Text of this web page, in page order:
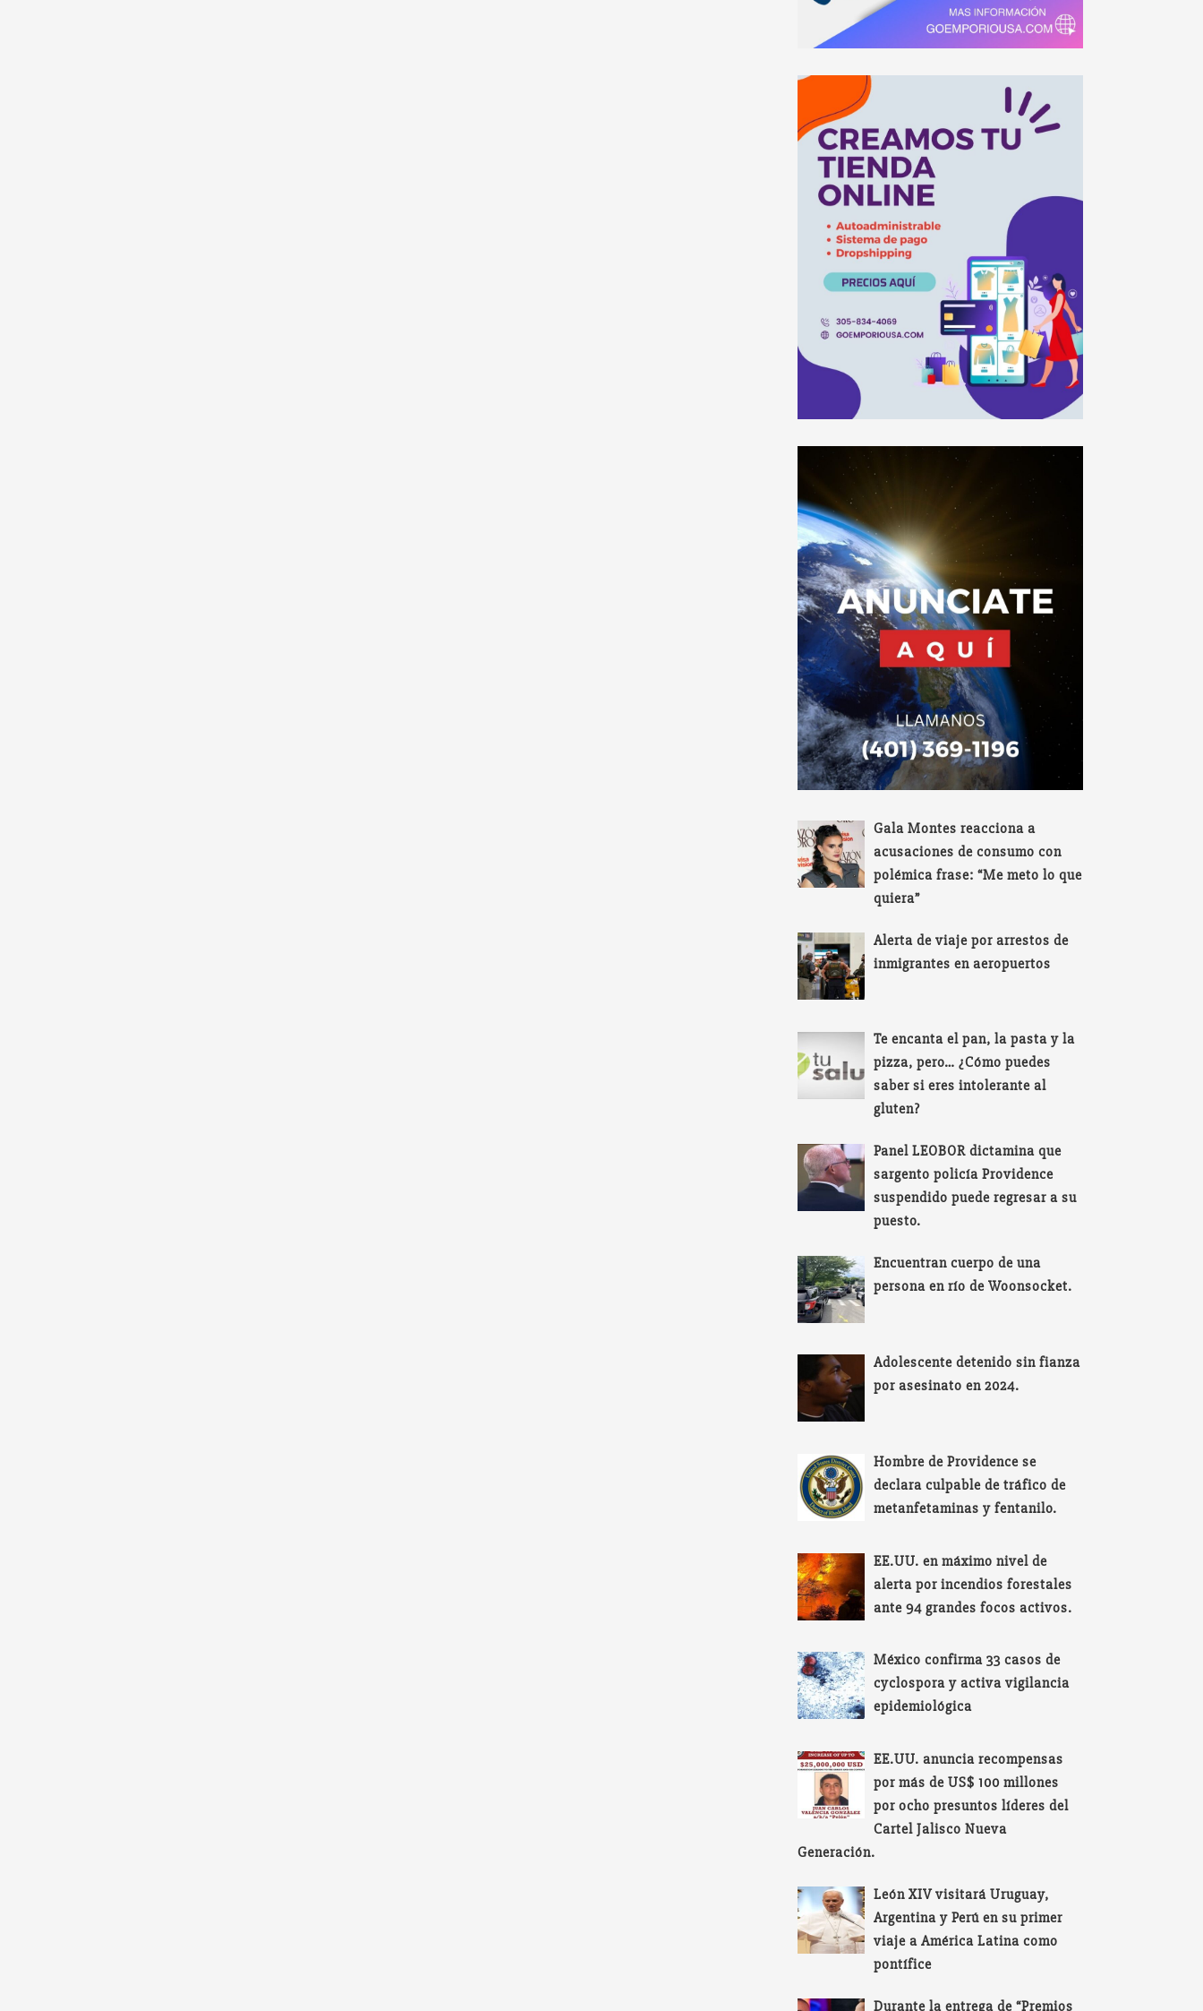
Gala Montes reacciona a
acusaciones de consumo con
polémica frase: “Me meto lo que
quiera”
Alerta de viaje por arrestos de
inmigrantes en aeropuertos
Te encanta el pan, la pasta y la
pizza, pero… ¿Cómo puedes
saber si eres intolerante al
gluten?
Panel LEOBOR dictamina que
sargento policía Providence
suspendido puede regresar a su
puesto.
Encuentran cuerpo de una
persona en río de Woonsocket.
Adolescente detenido sin fianza
por asesinato en 2024.
Hombre de Providence se
declara culpable de tráfico de
metanfetaminas y fentanilo.
EE.UU. en máximo nivel de
alerta por incendios forestales
ante 94 grandes focos activos.
México confirma 33 casos de
cyclospora y activa vigilancia
epidemiológica
EE.UU. anuncia recompensas
por más de US$ 100 millones
por ocho presuntos líderes del
Cartel Jalisco Nueva
Generación.
León XIV visitará Uruguay,
Argentina y Perú en su primer
viaje a América Latina como
pontífice
Durante la entrega de “Premios